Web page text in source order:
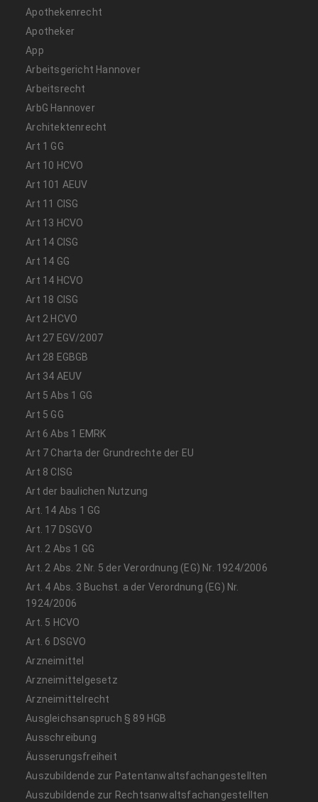
Apothekenrecht
Apotheker
App
Arbeitsgericht Hannover
Arbeitsrecht
ArbG Hannover
Architektenrecht
Art 1 GG
Art 10 HCVO
Art 101 AEUV
Art 11 CISG
Art 13 HCVO
Art 14 CISG
Art 14 GG
Art 14 HCVO
Art 18 CISG
Art 2 HCVO
Art 27 EGV/2007
Art 28 EGBGB
Art 34 AEUV
Art 5 Abs 1 GG
Art 5 GG
Art 6 Abs 1 EMRK
Art 7 Charta der Grundrechte der EU
Art 8 CISG
Art der baulichen Nutzung
Art. 14 Abs 1 GG
Art. 17 DSGVO
Art. 2 Abs 1 GG
Art. 2 Abs. 2 Nr. 5 der Verordnung (EG) Nr. 1924/2006
Art. 4 Abs. 3 Buchst. a der Verordnung (EG) Nr.
1924/2006
Art. 5 HCVO
Art. 6 DSGVO
Arzneimittel
Arzneimittelgesetz
Arzneimittelrecht
Ausgleichsanspruch § 89 HGB
Ausschreibung
Äusserungsfreiheit
Auszubildende zur Patentanwaltsfachangestellten
Auszubildende zur Rechtsanwaltsfachangestellten